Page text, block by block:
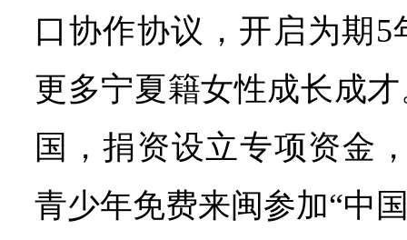
口协作协议，开启为期
更多宁夏籍女性成长成
国，捐资设立专项资金
青少年免费来闽参加“中